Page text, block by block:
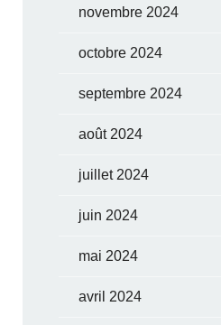
novembre 2024
octobre 2024
septembre 2024
août 2024
juillet 2024
juin 2024
mai 2024
avril 2024